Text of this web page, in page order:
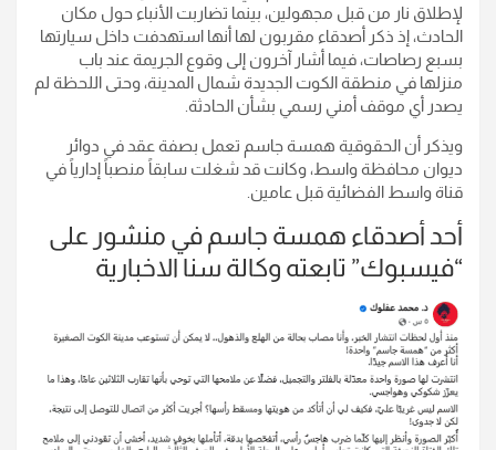
لإطلاق نار من قبل مجهولين، بينما تضاربت الأنباء حول مكان
الحادث، إذ ذكر أصدقاء مقربون لها أنها استهدفت داخل سيارتها
بسبع رصاصات، فيما أشار آخرون إلى وقوع الجريمة عند باب
منزلها في منطقة الكوت الجديدة شمال المدينة، وحتى اللحظة لم
يصدر أي موقف أمني رسمي بشأن الحادثة.
ويذكر أن الحقوقية همسة جاسم تعمل بصفة عقد في دوائر
ديوان محافظة واسط، وكانت قد شغلت سابقاً منصباً إدارياً في
قناة واسط الفضائية قبل عامين.
أحد أصدقاء همسة جاسم في منشور على
“فيسبوك” تابعته وكالة سنا الاخبارية